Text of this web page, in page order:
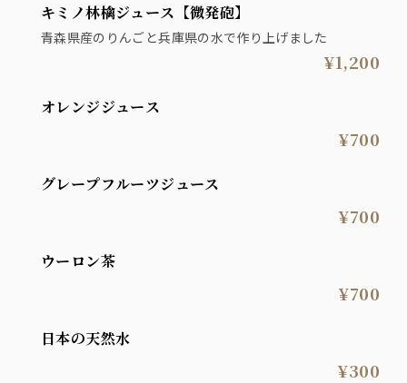
キミノ林檎ジュース【微発砲】
青森県産のりんごと兵庫県の水で作り上げました
¥1,200
オレンジジュース
¥700
グレープフルーツジュース
¥700
ウーロン茶
¥700
日本の天然水
¥300